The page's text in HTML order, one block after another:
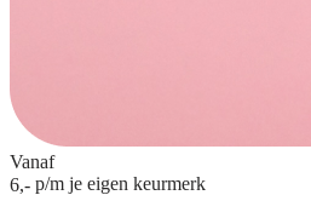
Vanaf
6,- p/m je eigen keurmerk